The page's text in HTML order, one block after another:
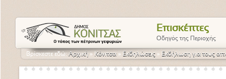
Επισκέπτες
Οδηγός της Περιοχής
Βρίσκεστε εδώ:Αρχική » Κόνιτσα » Εκδηλώσεις » Εκδήλωση για τους